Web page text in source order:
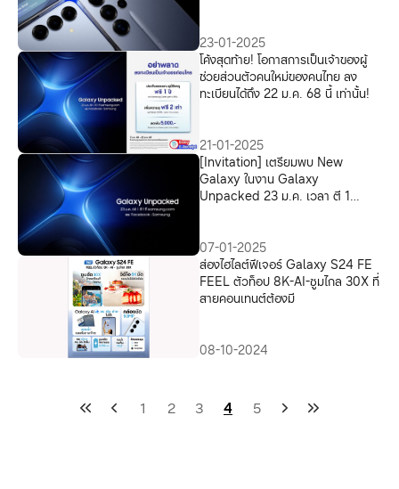
23-01-2025
โค้งสุดท้าย! โอกาสการเป็นเจ้าของผู้
ช่วยส่วนตัวคนใหม่ของคนไทย ลง
ทะเบียนได้ถึง 22 ม.ค. 68 นี้ เท่านั้น!
21-01-2025
[Invitation] เตรียมพบ New
Galaxy ในงาน Galaxy
Unpacked 23 ม.ค. เวลา ตี 1
ตัวคนใหม่ของคนไทยเร็วๆ นี้
07-01-2025
ส่องไฮไลต์ฟีเจอร์ Galaxy S24 FE
FEEL ตัวท็อป 8K-AI-ซูมไกล 30X ที่
สายคอนเทนต์ต้องมี
08-10-2024
1 2 3 4 5